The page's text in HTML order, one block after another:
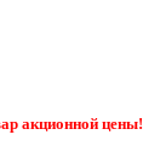
акционной цены!